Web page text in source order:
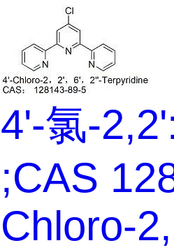
4'-氯-
;CAS
Chloro-